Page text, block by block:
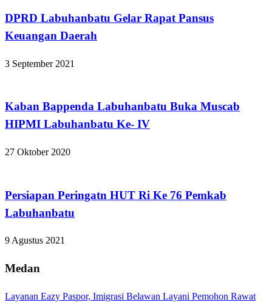
DPRD Labuhanbatu Gelar Rapat Pansus
Keuangan Daerah
3 September 2021
Kaban Bappenda Labuhanbatu Buka Muscab
HIPMI Labuhanbatu Ke- IV
27 Oktober 2020
Persiapan Peringatn HUT Ri Ke 76 Pemkab
Labuhanbatu
9 Agustus 2021
Medan
Layanan Eazy Paspor, Imigrasi Belawan Layani Pemohon Rawat